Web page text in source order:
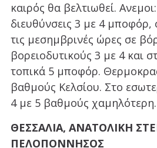
καιρός θα βελτιωθεί.
διευθύνσεις 3 με 4
τις μεσημβρινές ώρες σε
βορειοδυτικούς 3 με 4 και
τοπικά 5 μποφόρ.
βαθμούς Κελσίου. Στο
4 με 5 βαθμούς χαμηλότερη.
ΘΕΣΣΑΛΙΑ, ΑΝΑΤΟΛΙΚΗ
ΠΕΛΟΠΟΝΝΗΣΟΣ